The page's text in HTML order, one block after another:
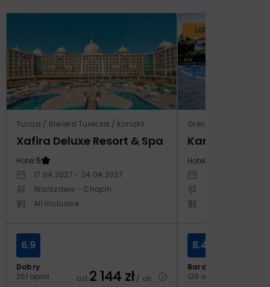
Turcja / Riwiera Turecka / Konakli
Xafira Deluxe Resort & Spa
Hotel:5
17.04.2027 - 24.04.2027
Warszawa - Chopin
All Inclusive
Dobry
251 opinii
6.9
od 2 144 zł/ os.
Lato 2026
Grecja / Samos /
Kampos
Hotel:
Warszawa -
Bardzo dobry
129 opinii
8.4